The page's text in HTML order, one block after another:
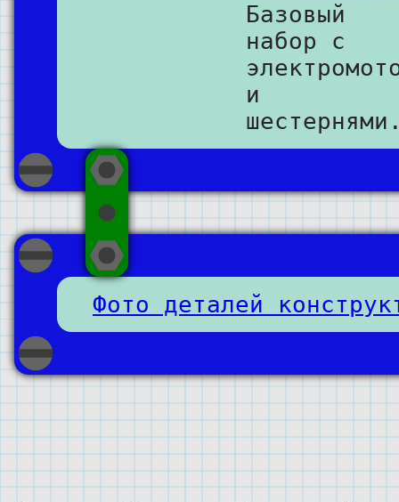
Базовый
набор с
и
Фото деталей